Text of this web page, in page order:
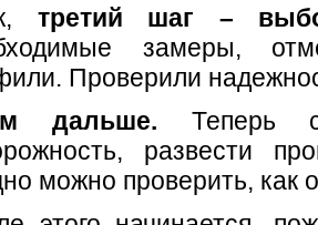
третий шаг –
замеры,
Проверили
дальше. Теперь
развести
можно проверить, как